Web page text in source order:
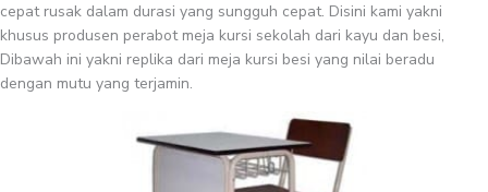
cepat rusak dalam durasi yang sungguh cepat. Disini kami yakni
khusus produsen perabot meja kursi sekolah dari kayu dan besi,
Dibawah ini yakni replika dari meja kursi besi yang nilai beradu
dengan mutu yang terjamin.